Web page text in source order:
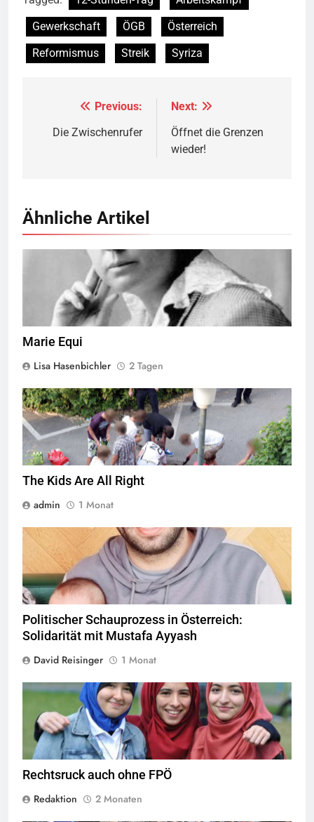
Gewerkschaft
ÖGB
Österreich
Reformismus
Streik Syriza
Beitragsnavigation
Previous:
Die Zwischenrufer
Next:
Öffnet die Grenzen
wieder!
Ähnliche Artikel
Marie Equi,Quelle
Marie Equi
Lisa Hasenbichler
2 Tagen
Jugendliche verlieren im öffentlichen Raum zunehmend ihre
Freiheiten,Quelle © Armin KübelbeckCC-BY-SA-3.0
The Kids Are All Right
admin
1 Monat
© Twitter Mustafa ayyash
Politischer Schauprozess in Österreich:
Solidarität mit Mustafa Ayyash
David Reisinger
1 Monat
Das Kopftuchverbot hat nur den Zweck Muslime zu stigmatisieren,
Quelle©CC-BY-2.0
Rechtsruck auch ohne FPÖ
Redaktion
2 Monaten